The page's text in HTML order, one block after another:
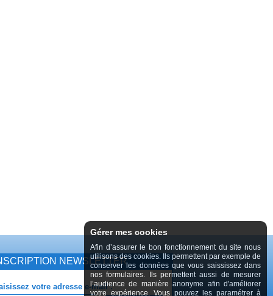
NEWSLETTER
votre adresse e-mail :
Gérer mes cookies
Afin d’assurer le bon fonctionnement du site nous
utilisons des cookies. Ils permettent par exemple de
conserver les données que vous saississez dans
nos formulaires. Ils permettent aussi de mesurer
l’audience de manière anonyme afin d'améliorer
votre expérience. Vous pouvez les paramétrer à